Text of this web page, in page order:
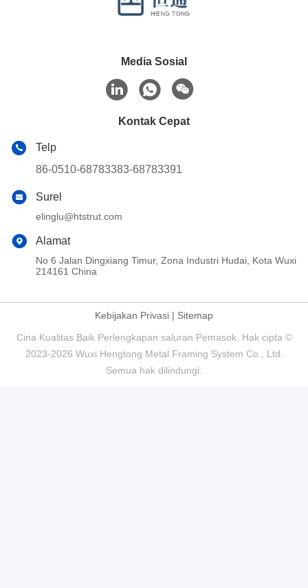
Media Sosial
Kontak Cepat
Telp
86-0510-68783383-68783391
Surel
elinglu@htstrut.com
Alamat
No 6 Jalan Dingxiang Timur, Zona Industri Hudai, Kota Wuxi
214161 China
Kebijakan Privasi | Sitemap
Cina Kualitas Baik Perlengkapan saluran Pemasok. Hak cipta ©
2023-2026 Wuxi Hengtong Metal Framing System Co., Ltd.
Semua hak dilindungi.